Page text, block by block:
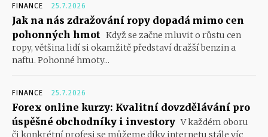
FINANCE 25.7.2026
Jak na nás zdražování ropy dopadá mimo cen
pohonných hmot Když se začne mluvit o růstu cen
ropy, většina lidí si okamžitě představí dražší benzin a
naftu. Pohonné hmoty...
FINANCE 25.7.2026
Forex online kurzy: Kvalitní dovzdělávání pro
úspěšné obchodníky i investory V každém oboru
či konkrétní profesi se můžeme díky internetu stále víc